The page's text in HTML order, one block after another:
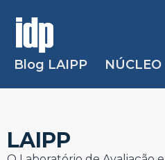
Blog LAIPP
LAIPP